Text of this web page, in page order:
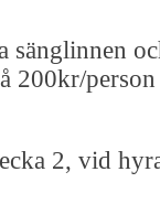
sänglinnen
200kr/person
2, vid